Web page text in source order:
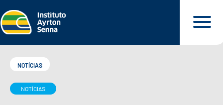
QUEM SOMOS
NOTÍCIAS
NOTÍCIAS